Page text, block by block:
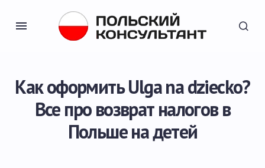
Как оформить Ulga na dziecko?
Все про возврат налогов в
Польше на детей